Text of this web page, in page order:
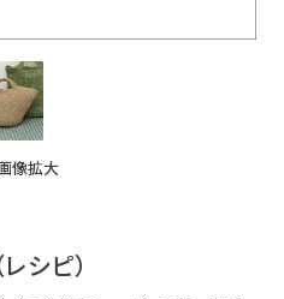
像拡大
シピ）